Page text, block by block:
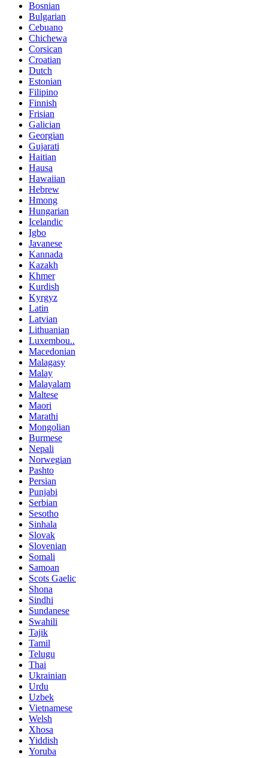
Bosnian
Bulgarian
Cebuano
Chichewa
Corsican
Croatian
Dutch
Estonian
Filipino
Finnish
Frisian
Galician
Georgian
Gujarati
Haitian
Hausa
Hawaiian
Hebrew
Hmong
Hungarian
Icelandic
Igbo
Javanese
Kannada
Kazakh
Khmer
Kurdish
Kyrgyz
Latin
Latvian
Lithuanian
Luxembou..
Macedonian
Malagasy
Malay
Malayalam
Maltese
Maori
Marathi
Mongolian
Burmese
Nepali
Norwegian
Pashto
Persian
Punjabi
Serbian
Sesotho
Sinhala
Slovak
Slovenian
Somali
Samoan
Scots Gaelic
Shona
Sindhi
Sundanese
Swahili
Tajik
Tamil
Telugu
Thai
Ukrainian
Urdu
Uzbek
Vietnamese
Welsh
Xhosa
Yiddish
Yoruba